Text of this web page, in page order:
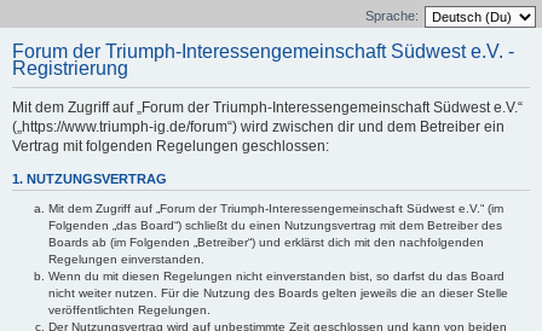
u
Sprache:
Forum der Triumph-Interessengemeinschaft Südwest e.V. -
Registrierung
Mit dem Zugriff auf „Forum der Triumph-Interessengemeinschaft Südwest e.V.“
(„https://www.triumph-ig.de/forum“) wird zwischen dir und dem Betreiber ein
Vertrag mit folgenden Regelungen geschlossen:
1. NUTZUNGSVERTRAG
Mit dem Zugriff auf „Forum der Triumph-Interessengemeinschaft Südwest e.V.“ (im
Folgenden „das Board“) schließt du einen Nutzungsvertrag mit dem Betreiber des
Boards ab (im Folgenden „Betreiber“) und erklärst dich mit den nachfolgenden
Regelungen einverstanden.
Wenn du mit diesen Regelungen nicht einverstanden bist, so darfst du das Board
nicht weiter nutzen. Für die Nutzung des Boards gelten jeweils die an dieser Stelle
veröffentlichten Regelungen.
Der Nutzungsvertrag wird auf unbestimmte Zeit geschlossen und kann von beiden